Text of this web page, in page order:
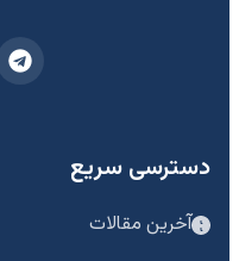
دسترسی سریع
آخرین مقالات